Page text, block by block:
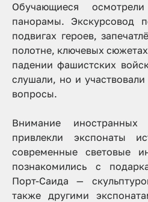
Обучающиеся
панорамы. Экскурсовод
подвигах героев,
полотне, ключевых
падении фашистских
слушали, но и
вопросы.
Внимание
привлекли экспонаты
современные световые
познакомились с
Порт-Саида —
также другими